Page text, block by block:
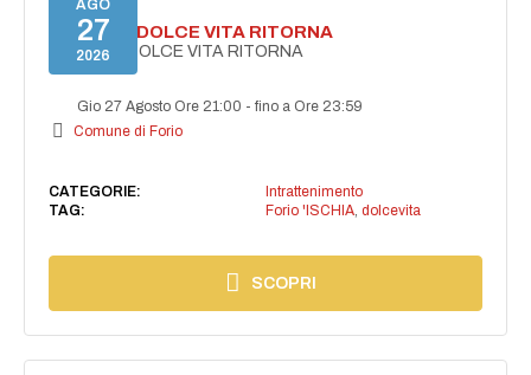
AGO
27
2026
FORIO LA DOLCE VITA RITORNA
FORIO LA DOLCE VITA RITORNA
Gio 27 Agosto Ore 21:00 -fino a Ore 23:59
Comune di Forio
CATEGORIE:
Intrattenimento
TAG:
Forio 'ISCHIA, dolcevita
SCOPRI